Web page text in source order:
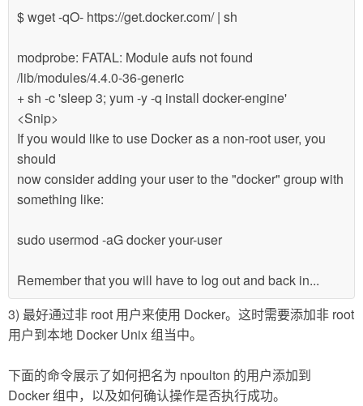
$ wget -qO- https://get.docker.com/ | sh
modprobe: FATAL: Module aufs not found
/lib/modules/4.4.0-36-generic
+ sh -c 'sleep 3; yum -y -q install docker-engine'
<Snip>
If you would like to use Docker as a non-root user, you
should
now consider adding your user to the "docker" group with
something like:
sudo usermod -aG docker your-user
Remember that you will have to log out and back in...
3) 最好通过非 root 用户来使用 Docker。这时需要添加非 root
用户到本地 Docker Unix 组当中。
下面的命令展示了如何把名为 npoulton 的用户添加到
Docker 组中，以及如何确认操作是否执行成功。